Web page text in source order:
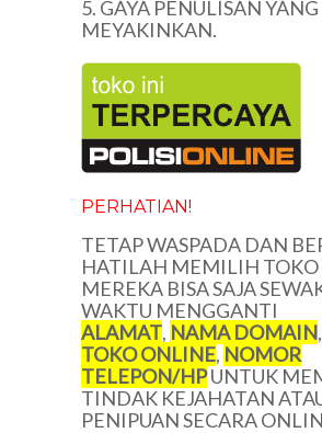
5. GAYA PENULISAN YANG
MEYAKINKAN.
PERHATIAN!
TETAP WASPADA DAN
HATILAH MEMILIH
MEREKA BISA SAJA
WAKTU MENGGANTI
ALAMAT, NAMA DOMAIN,
TOKO ONLINE, NOMOR
TELEPON/HPUNTUK
TINDAK KEJAHATAN
PENIPUAN SECARA